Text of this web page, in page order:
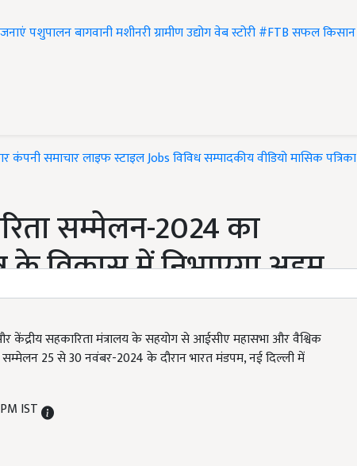
पशुपालनबागवानीमशीनरीग्रामीण उद्योगवेब स्टोरी#FTBसफल किसान
कंपनी समाचारलाइफ स्टाइलJobsविविधसम्पादकीयवीडियोमासिक पत्रिका
सम्मेलन-2024 का
के विकास में निभाएगा अहम
केंद्रीय सहकारिता मंत्रालय के सहयोग से आईसीए महासभा और वैश्विक
25 से 30 नवंबर-2024 के दौरान भारत मंडपम, नई दिल्ली में
IST